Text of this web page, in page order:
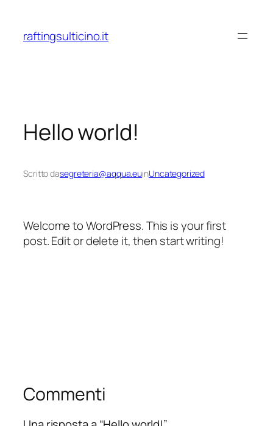
contenuto
raftingsulticino.it
Hello world!
Scritto dasegreteria@aqqua.euinUncategorized
Welcome to WordPress. This is your first
post. Edit or delete it, then start writing!
Commenti